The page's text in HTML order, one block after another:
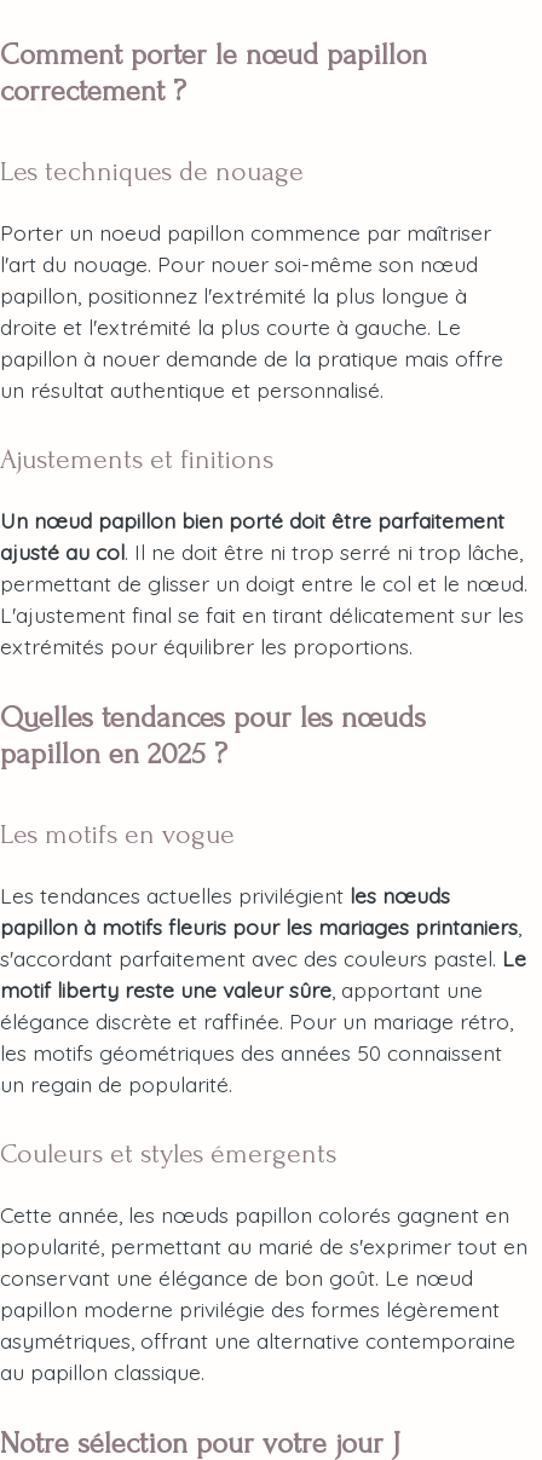
Comment porter le nœud papillon
correctement ?
Les techniques de nouage
Porter un noeud papillon commence par maîtriser
l'art du nouage. Pour nouer soi-même son nœud
papillon, positionnez l'extrémité la plus longue à
droite et l'extrémité la plus courte à gauche. Le
papillon à nouer demande de la pratique mais offre
un résultat authentique et personnalisé.
Ajustements et finitions
Un nœud papillon bien porté doit être parfaitement
ajusté au col. Il ne doit être ni trop serré ni trop lâche,
permettant de glisser un doigt entre le col et le nœud.
L'ajustement final se fait en tirant délicatement sur les
extrémités pour équilibrer les proportions.
Quelles tendances pour les nœuds
papillon en 2025 ?
Les motifs en vogue
Les tendances actuelles privilégient les nœuds
papillon à motifs fleuris pour les mariages printaniers
s'accordant parfaitement avec des couleurs pastel. Le
motif liberty reste une valeur sûre , apportant une
élégance discrète et raffinée. Pour un mariage rétro,
les motifs géométriques des années 50 connaissent
un regain de popularité.
Couleurs et styles émergents
Cette année, les nœuds papillon colorés gagnent en
popularité, permettant au marié de s'exprimer tout en
conservant une élégance de bon goût. Le nœud
papillon moderne privilégie des formes légèrement
asymétriques, offrant une alternative contemporaine
au papillon classique.
Notre sélection pour votre jour J